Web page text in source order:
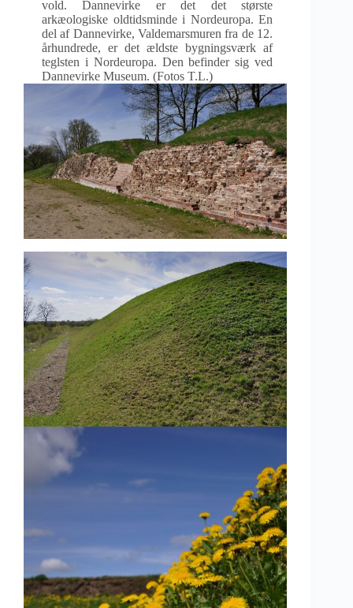
vold. Dannevirke er det det største
arkæologiske oldtidsminde i Nordeuropa. En
del af Dannevirke, Valdemarsmuren fra de 12.
århundrede, er det ældste bygningsværk af
teglsten i Nordeuropa. Den befinder sig ved
Dannevirke Museum. (Fotos T.L.)